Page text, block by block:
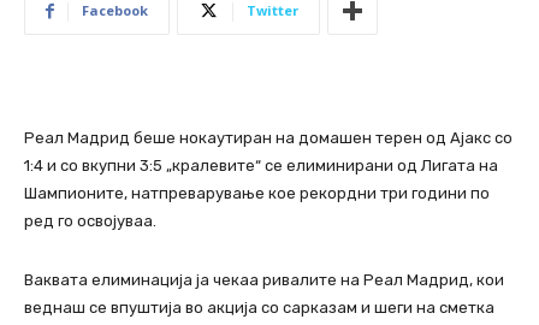
Facebook Twitter
Реал Мадрид беше нокаутиран на домашен терен од Ајакс со
1:4 и со вкупни 3:5 „кралевите“ се елиминирани од Лигата на
Шампионите, натпреварување кое рекордни три години по
ред го освојуваа.
Ваквата елиминација ја чекаа ривалите на Реал Мадрид, кои
веднаш се впуштија во акција со сарказам и шеги на сметка